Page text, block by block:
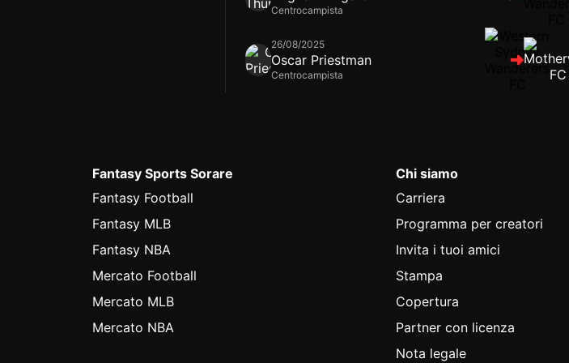
Centrocampista
26/08/2025
Oscar Priestman
Centrocampista
Fantasy Sports Sorare
Fantasy Football
Fantasy MLB
Fantasy NBA
Mercato Football
Mercato MLB
Mercato NBA
Chi siamo
Carriera
Programma per creatori
Invita i tuoi amici
Stampa
Copertura
Partner con licenza
Nota legale